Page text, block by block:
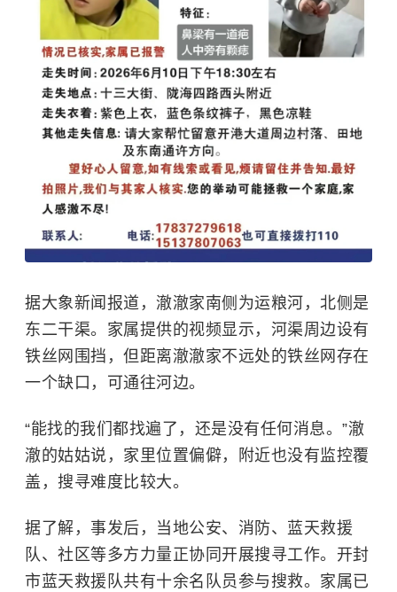
据大象新闻报道，澈澈家南侧为运粮河，北侧是
东二干渠。家属提供的视频显示，河渠周边设有
铁丝网围挡，但距离澈澈家不远处的铁丝网存在
一个缺口，可通往河边。
“能找的我们都找遍了，还是没有任何消息。”澈
澈的姑姑说，家里位置偏僻，附近也没有监控覆
盖，搜寻难度比较大。
据了解，事发后，当地公安、消防、 蓝天救援
队、社区等多方力量正协同开展搜寻工作。开封
市蓝天救援队共有十余名队员参与搜救。家属已